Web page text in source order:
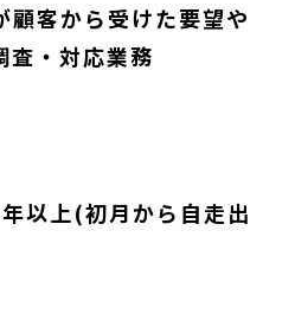
顧客から受けた要望や
査・対応業務
以上(初月から自走出